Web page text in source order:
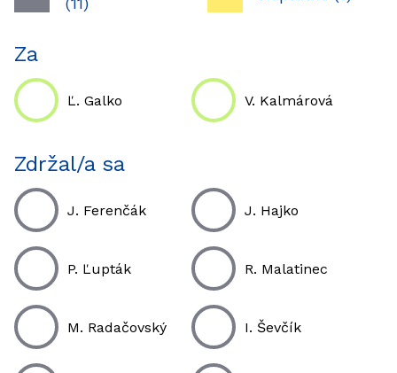
Za
Ľ. Galko V. Kalmárová
Zdržal/a sa
J. Ferenčák J. Hajko
P. Ľupták R. Malatinec
M. Radačovský I. Ševčík